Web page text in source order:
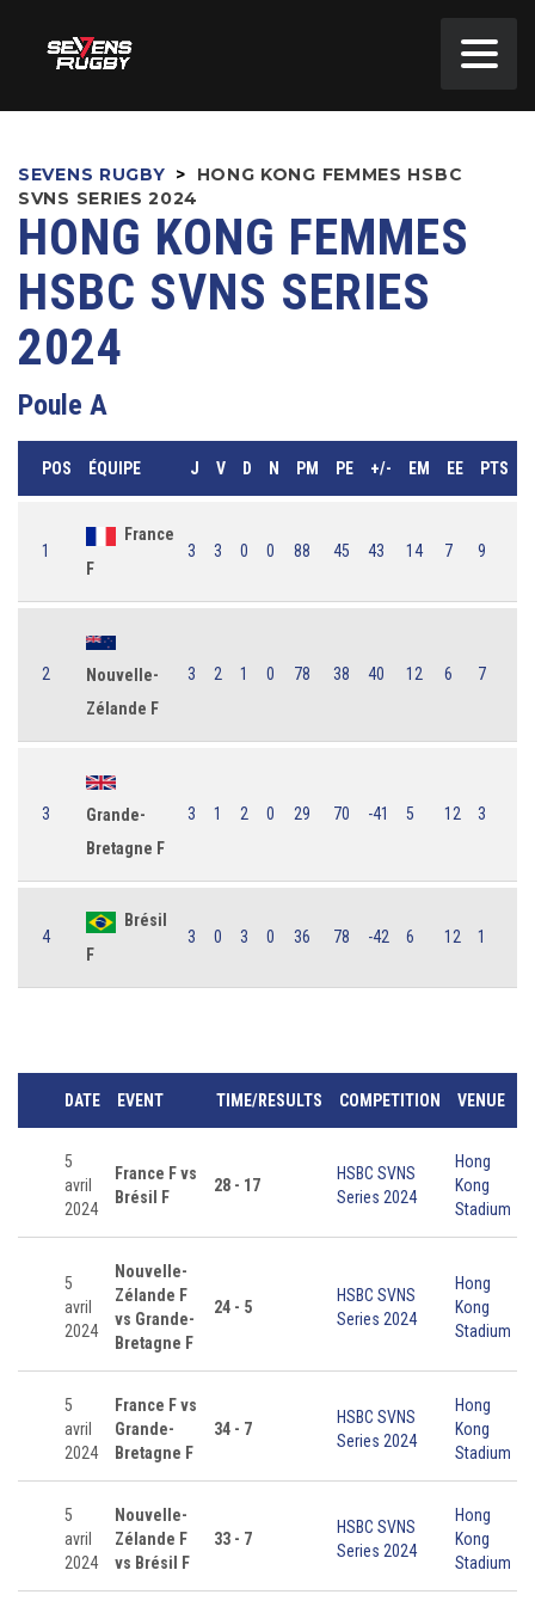
SEVENS RUGBY >
HONG KONG FEMMES HSBC
SVNS SERIES 2024
HONG KONG FEMMES
HSBC SVNS SERIES
2024
Poule A
POS ÉQUIPE J V D N PM PE +/- EM EE PTS
1
France
F
3 3 0 0 88 45 43 14 7 9
2
Nouvelle-
Zélande F
3 2 1 0 78 38 40 12 6 7
3
Grande-
Bretagne F
3 1 2 0 29 70 -41 5 12 3
4
Brésil
F
3 0 3 0 36 78 -42 6 12 1
DATE EVENT TIME/RESULTS COMPETITION VENUE
5
avril
2024
France F vs
Brésil F
28 - 17
HSBC SVNS
Series 2024
Hong
Kong
Stadium
5
avril
2024
Nouvelle-
Zélande F
vs Grande-
Bretagne F
24 - 5
HSBC SVNS
Series 2024
Hong
Kong
Stadium
5
avril
2024
France F vs
Grande-
Bretagne F
34 - 7
HSBC SVNS
Series 2024
Hong
Kong
Stadium
5
avril
2024
Nouvelle-
Zélande F
vs Brésil F
33 - 7
HSBC SVNS
Series 2024
Hong
Kong
Stadium